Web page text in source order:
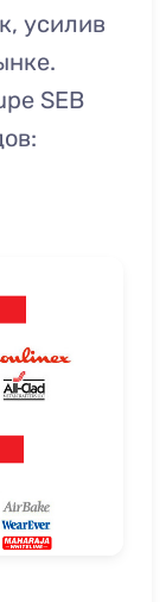
усилив
SEB